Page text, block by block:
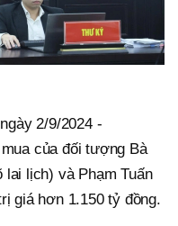
2/9/2024 -
của đối tượng Bà
lai lịch) và Phạm Tuấn
giá hơn 1.150 tỷ đồng.